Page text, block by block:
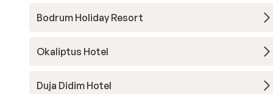
Bodrum Holiday Resort
Okaliptus Hotel
Duja Didim Hotel